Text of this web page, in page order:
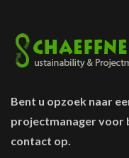
Bent u opzoek naar
projectmanager voor
contact op.